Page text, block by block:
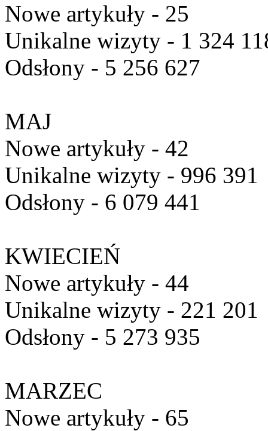
Nowe artykuły - 25
Unikalne wizyty - 1 324
Odsłony - 5 256 627
MAJ
Nowe artykuły - 42
Unikalne wizyty - 996 391
Odsłony - 6 079 441
KWIECIEŃ
Nowe artykuły - 44
Unikalne wizyty - 221 201
Odsłony - 5 273 935
MARZEC
Nowe artykuły - 65